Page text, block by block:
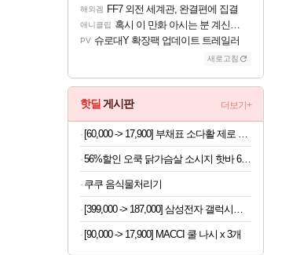
해외겜 FF7 외전 세계관, 완결편에 집결
애니클립 혹시 이 만화 아시는 분 계신가요
PV 슈로대Y 확장팩 업데이트 트레일러
새로고침
핫딜 게시판 더보기+
56%할인 오쿡 닭가슴살 소시지 핫바 6종, 70g, 12개
쿠쿠 음식물처리기
[90,000 -> 17,900] MACCI 쿨 나시 x 3개